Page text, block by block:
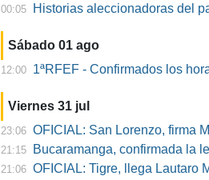
00:05 Historias aleccionadoras del
Sábado 01 ago
12:00 1ªRFEF - Confirmados los
Viernes 31 jul
23:06 OFICIAL: San Lorenzo, firma
21:15 Bucaramanga, confirmada la
21:06 OFICIAL: Tigre, llega Lautaro